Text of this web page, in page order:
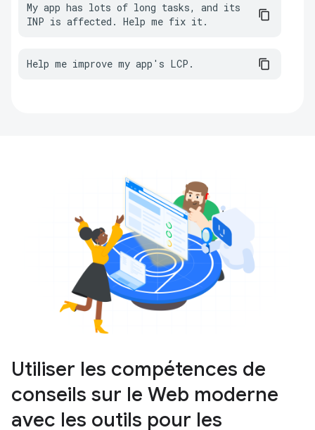
My app has lots of long tasks, and its
INP is affected. Help me fix it.
Help me improve my app's LCP.
Utiliser les compétences de
conseils sur le Web moderne
avec les outils pour les